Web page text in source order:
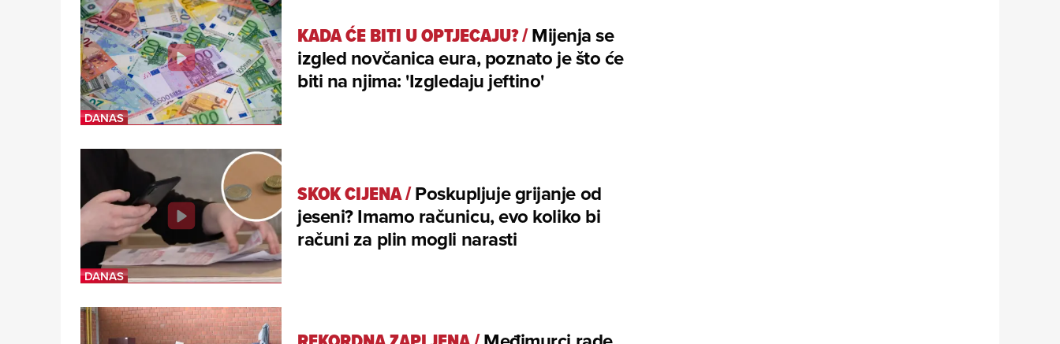
KADA ĆE BITI U OPTJECAJU?/Mijenja se
izgled novčanica eura, poznato je što će
biti na njima: 'Izgledaju jeftino'
SKOK CIJENA/Poskupljuje grijanje od
jeseni? Imamo računicu, evo koliko bi
računi za plin mogli narasti